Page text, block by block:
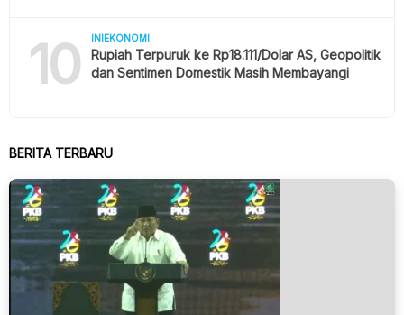
10 INIEKONOMI
Rupiah Terpuruk ke Rp18.111/Dolar AS, Geopolitik
dan Sentimen Domestik Masih Membayangi
BERITA TERBARU